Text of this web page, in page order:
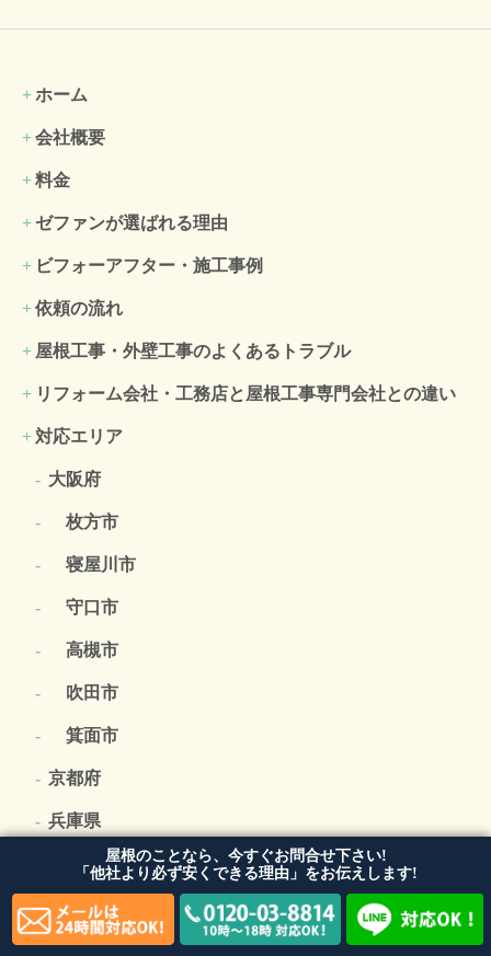
ホーム
会社概要
料金
ゼファンが選ばれる理由
ビフォーアフター・施工事例
依頼の流れ
屋根工事・外壁工事のよくある トラブル
リフォーム会社・工務店と屋根工事専門会社との違い
対応エリア
大阪府
枚方市
寝屋川市
守口市
高槻市
吹田市
箕面市
京都府
兵庫県
滋賀県
奈良県
屋根工事業者
屋根のことなら、今すぐお問合せ下さい!
「他社より必ず安くできる理由」をお伝えします!